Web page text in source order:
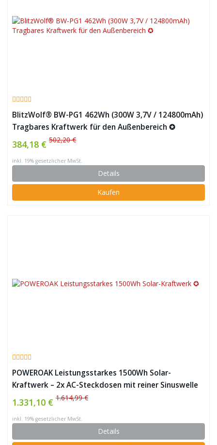
BlitzWolf® BW-PG1 462Wh (300W 3,7V / 124800mAh)
Tragbares Kraftwerk für den Außenbereich ✪
384,18 € 502,20 €
inkl. 19% gesetzlicher MwSt.
Details
Kaufen
POWEROAK Leistungsstarkes 1500Wh Solar-
Kraftwerk – 2x AC-Steckdosen mit reiner Sinuswelle
✪
1.331,10 € 1.614,99 €
inkl. 19% gesetzlicher MwSt.
Details